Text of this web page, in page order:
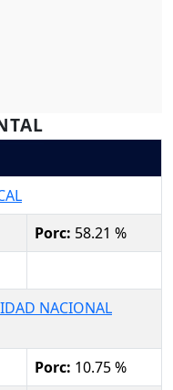
Porc: 58.21 %
NACIONAL
Porc: 10.75 %